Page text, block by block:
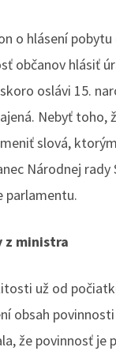
o hlásení
občanov hlásiť
oslávi 15.
Nebyť
slová,
Národnej rady
parlamentu.
z ministra
už od
obsah
že povinnosť je